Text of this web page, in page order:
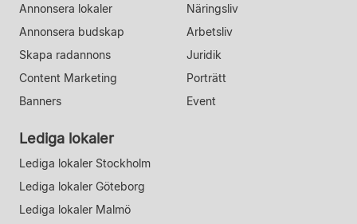
Annonsera lokaler
Annonsera budskap
Skapa radannons
Content Marketing
Banners
Näringsliv
Arbetsliv
Juridik
Porträtt
Event
Lediga lokaler
Lediga lokaler Stockholm
Lediga lokaler Göteborg
Lediga lokaler Malmö